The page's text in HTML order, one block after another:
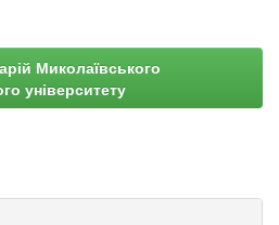
Миколаївського
університету